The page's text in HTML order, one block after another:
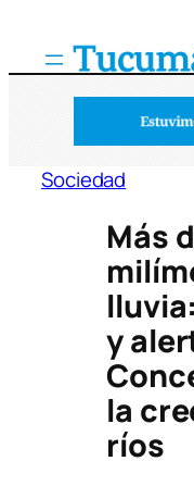
Sociedad
Más
y
la
ríos